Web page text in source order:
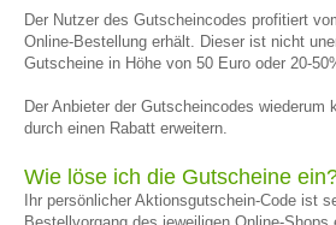
Der Nutzer des Gutscheincodes profitiert
Online-Bestellung erhält. Dieser ist nicht
Gutscheine in Höhe von 50 Euro oder 20-
Der Anbieter der Gutscheincodes wiederum
durch einen Rabatt erweitern.
Wie löse ich die Gutscheine
Ihr persönlicher Aktionsgutschein-Code ist